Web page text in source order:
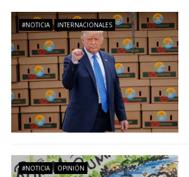
g
a
c
i
ó
n
#NOTICIA INTERNACIONALES
#NOTICIA OPINIÓN